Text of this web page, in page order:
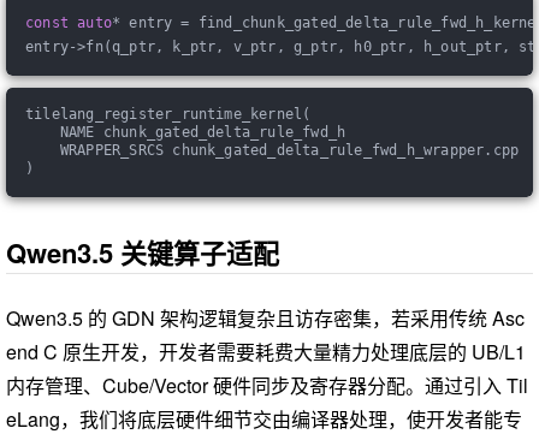
const auto* entry =
entry->fn(q_ptr, k_ptr, v_ptr, g_ptr, h0_ptr, h_out_ptr,
tilelang_register_runtime_kernel(
NAME chunk_gated_delta_rule_fwd_h
WRAPPER_SRCS chunk_gated_delta_rule_fwd_h_wrapper.cpp
)
Qwen3.5 关键算子适配
Qwen3.5 的 GDN 架构逻辑复杂且访存密集，若采用传统 Asc
end C 原生开发，开发者需要耗费大量精力处理底层的 UB/L1
内存管理、Cube/Vector 硬件同步及寄存器分配。通过引入 Til
eLang，我们将底层硬件细节交由编译器处理，使开发者能专